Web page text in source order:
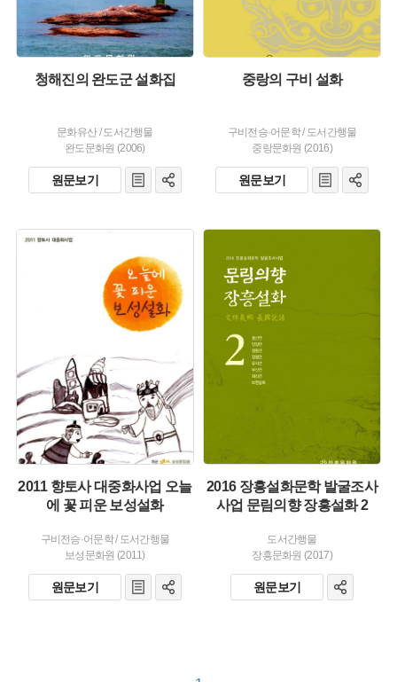
청해진의 완도군 설화집
문화유산/도서간행물
완도문화원 (2006)
원문보기
중랑의 구비 설화
구비전승·어문학/ 도서간행물
중랑문화원 (2016)
원문보기
2011 향토사 대중화사업 오늘
에 꽃 피운 보성설화
구비전승·어문학/ 도서간행물
보성문화원 (2011)
원문보기
유형 :
발행 :
생산 :
2016 장흥설화문학 발굴조사
사업 문림의향 장흥설화 2
도서간행물
장흥문화원 (2017)
원문보기